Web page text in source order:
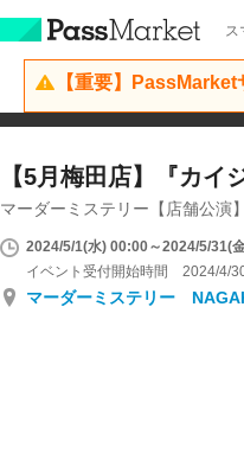
ス
【重要】
【5月梅田店】『カイ
マーダーミステリー【店舗公演】
2024/5/1(水) 00:00～2024/5/31(
イベント受付開始時間 2024/4/
マーダーミステリー